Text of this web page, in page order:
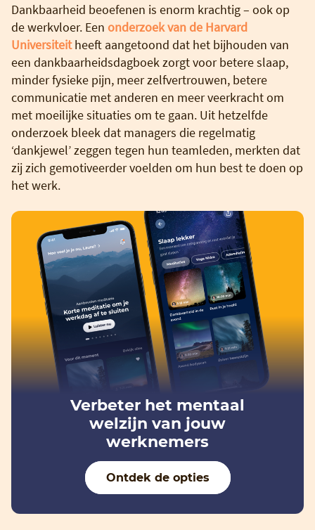
Dankbaarheid beoefenen is enorm krachtig – ook op
de werkvloer. Een onderzoek van de Harvard
Universiteitheeft aangetoond dat het bijhouden van
een dankbaarheidsdagboek zorgt voor betere slaap,
minder fysieke pijn, meer zelfvertrouwen, betere
communicatie met anderen en meer veerkracht om
met moeilijke situaties om te gaan. Uit hetzelfde
onderzoek bleek dat managers die regelmatig
‘dankjewel’ zeggen tegen hun teamleden, merkten dat
zij zich gemotiveerder voelden om hun best te doen op
het werk.
Verbeter het mentaal
welzijn van jouw
werknemers
Ontdek de opties